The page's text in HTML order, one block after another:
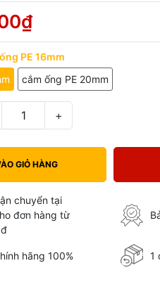
PE 16mm
cắm ống PE 20mm
+
GIỎ HÀNG
chuyển tại
đơn hàng từ
hãng 100% 1